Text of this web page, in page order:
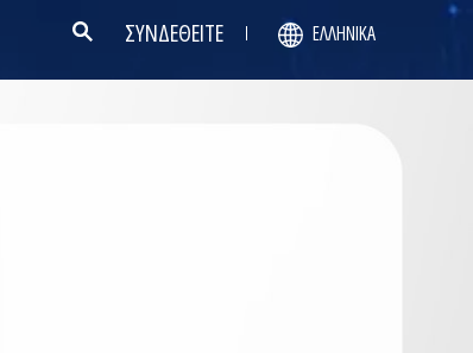
ΣΥΝΔΕΘΕΙΤΕ ΕΛΛΗΝΙΚΆ